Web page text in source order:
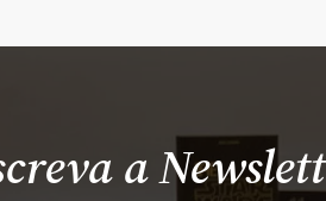
a